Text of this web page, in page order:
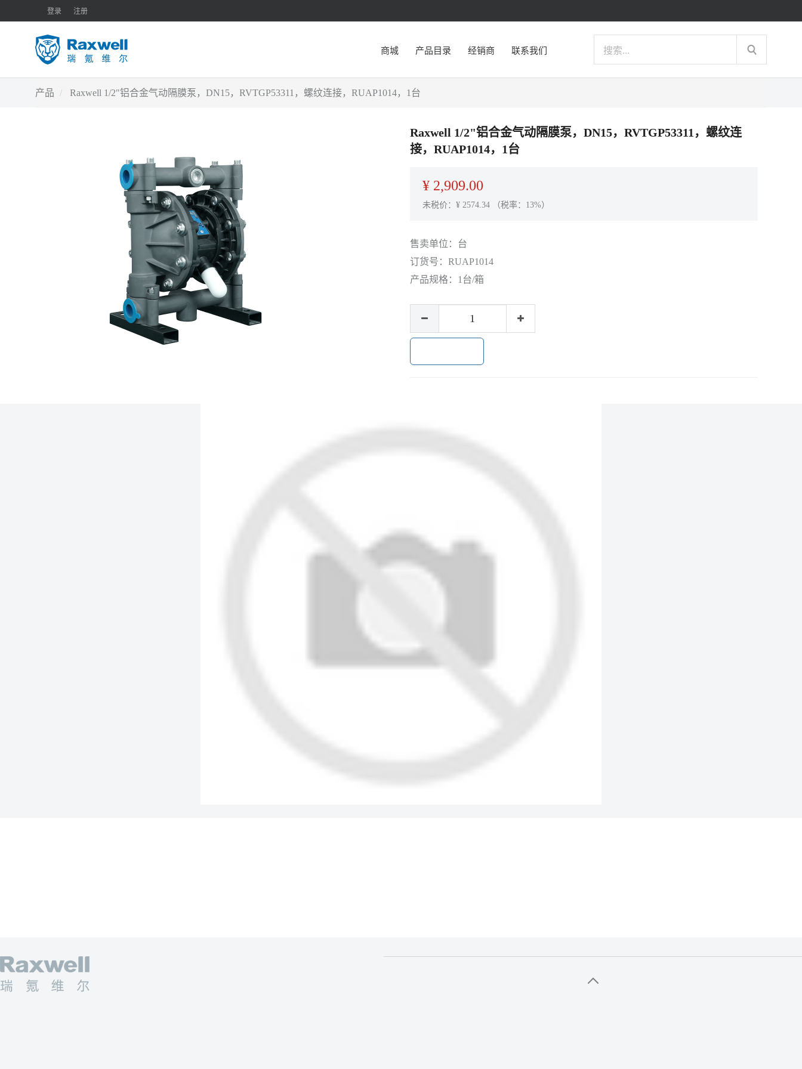
登录 注册
商城 产品目录 经销商 联系我们
产品 Raxwell 1/2"铝合金气动隔膜泵，DN15，RVTGP53311，螺纹连接，RUAP1014，1台
Raxwell 1/2"铝合金气动隔膜泵，DN15，RVTGP53311，螺纹连
接，RUAP1014，1台
¥ 2,909.00
未税价：¥ 2574.34（税率：13%）
售卖单位： 台
订货号： RUAP1014
产品规格： 1台/箱